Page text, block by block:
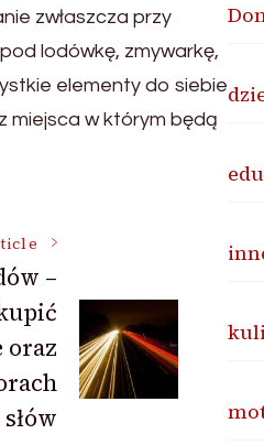
zwłaszcza przy
lodówkę, zmywarkę,
elementy do siebie
miejsca w którym będą
–
oraz